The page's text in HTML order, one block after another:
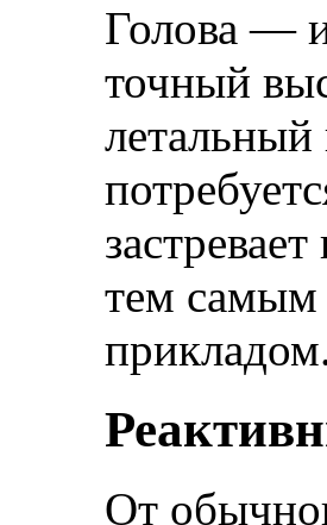
Голова —
точный
летальный
тем самым
От